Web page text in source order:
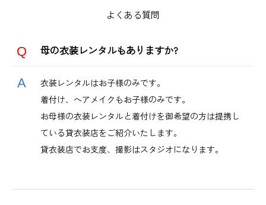
よくある質問
母の衣装レンタルもありますか?
衣装レンタルはお子様のみです。
着付け、ヘアメイクもお子様のみです。
お母様の衣装レンタルと着付けを御希望の方は提携し
ている貸衣装店をご紹介いたします。
貸衣装店でお支度、撮影はスタジオになります。